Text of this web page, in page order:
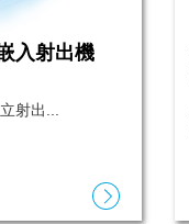
入射出機
射出...